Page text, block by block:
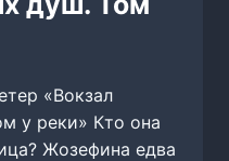
«Вокзал
у реки» Кто она
Жозефина едва